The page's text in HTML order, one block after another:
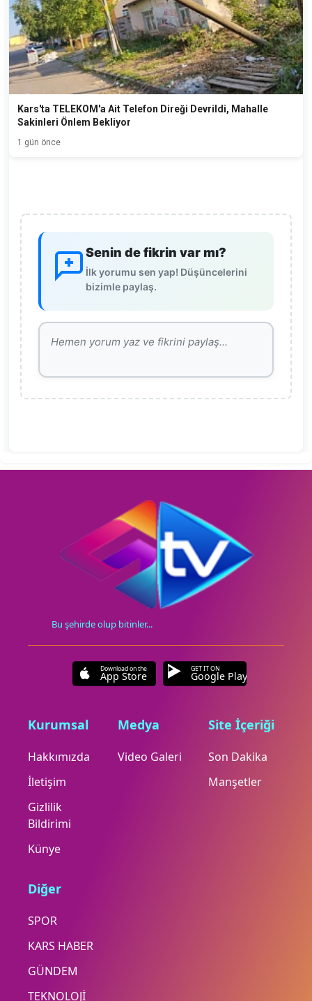
Kars'ta TELEKOM'a Ait Telefon Direği Devrildi, Mahalle
Sakinleri Önlem Bekliyor
1 gün önce
Senin de fikrin var mı?
İlk yorumu sen yap! Düşüncelerini
bizimle paylaş.
Bu şehirde olup bitinler...
Download on the
App Store
GET IT ON
Google Play
Kurumsal
Hakkımızda
İletişim
Gizlilik
Bildirimi
Künye
Medya
Video Galeri
Site İçeriği
Son Dakika
Manşetler
Diğer
SPOR
KARS HABER
GÜNDEM
TEKNOLOJİ